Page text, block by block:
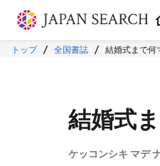
本文に飛ぶ
トップ 全国書誌 結婚式まで何
結婚式
ケッコンシキ マデ